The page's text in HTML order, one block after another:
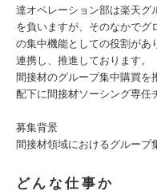
達オペレーション部は楽天グ
を負いますが、そのなかでグ
の集中機能としての役割があ
連携し、推進しております。
間接材のグループ集中購買を
配下に間接材ソーシング専任
募集背景
間接材領域におけるグループ
どんな仕事か